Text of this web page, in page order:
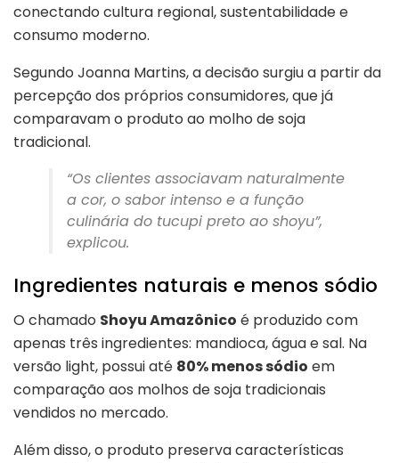
conectando cultura regional, sustentabilidade e
consumo moderno.
Segundo Joanna Martins, a decisão surgiu a partir da
percepção dos próprios consumidores, que já
comparavam o produto ao molho de soja
tradicional.
“Os clientes associavam naturalmente
a cor, o sabor intenso e a função
culinária do tucupi preto ao shoyu”,
explicou.
Ingredientes naturais e menos sódio
O chamado Shoyu Amazônico é produzido com
apenas três ingredientes: mandioca, água e sal. Na
versão light, possui até 80% menos sódio em
comparação aos molhos de soja tradicionais
vendidos no mercado.
Além disso, o produto preserva características